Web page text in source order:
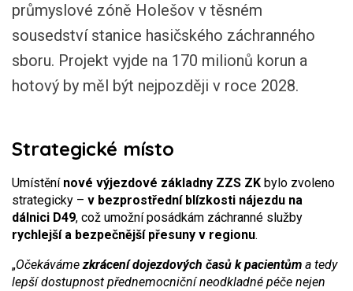
průmyslové zóně Holešov v těsném
sousedství stanice hasičského záchranného
sboru. Projekt vyjde na 170 milionů korun a
hotový by měl být nejpozději v roce 2028.
Strategické místo
Umístění nové výjezdové základny ZZS ZK bylo zvoleno
strategicky – v bezprostřední blízkosti nájezdu na
dálnici D49, což umožní posádkám záchranné služby
rychlejší a bezpečnější přesuny v regionu.
„Očekávámezkrácení dojezdových časů k pacientům a tedy
lepší dostupnost přednemocniční neodkladné péče nejen